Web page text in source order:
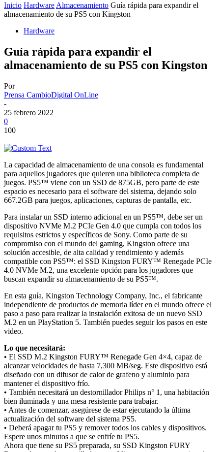
Inicio Hardware Almacenamiento Guía rápida para expandir el
almacenamiento de su PS5 con Kingston
Hardware
Guía rápida para expandir el
almacenamiento de su PS5 con Kingston
Por
Prensa CambioDigital OnLine
-
25 febrero 2022
0
100
La capacidad de almacenamiento de una consola es fundamental
para aquellos jugadores que quieren una biblioteca completa de
juegos. PS5™ viene con un SSD de 875GB, pero parte de este
espacio es necesario para el software del sistema, dejando solo
667.2GB para juegos, aplicaciones, capturas de pantalla, etc.
Para instalar un SSD interno adicional en un PS5™, debe ser un
dispositivo NVMe M.2 PCIe Gen 4.0 que cumpla con todos los
requisitos estrictos y específicos de Sony. Como parte de su
compromiso con el mundo del gaming, Kingston ofrece una
solución accesible, de alta calidad y rendimiento y además
compatible con PS5™: el SSD Kingston FURY™ Renegade PCIe
4.0 NVMe M.2, una excelente opción para los jugadores que
buscan expandir su almacenamiento de su PS5™.
En esta guía, Kingston Technology Company, Inc., el fabricante
independiente de productos de memoria líder en el mundo ofrece el
paso a paso para realizar la instalación exitosa de un nuevo SSD
M.2 en un PlayStation 5. También puedes seguir los pasos en este
video.
Lo que necesitará:
• El SSD M.2 Kingston FURY™ Renegade Gen 4×4, capaz de
alcanzar velocidades de hasta 7,300 MB/seg. Este dispositivo está
diseñado con un difusor de calor de grafeno y aluminio para
mantener el dispositivo frío.
• También necesitará un destornillador Philips n° 1, una habitación
bien iluminada y una mesa resistente para trabajar.
• Antes de comenzar, asegúrese de estar ejecutando la última
actualización del software del sistema PS5.
• Deberá apagar tu PS5 y remover todos los cables y dispositivos.
Espere unos minutos a que se enfríe tu PS5.
Ahora que tiene su PS5 preparada, su SSD Kingston FURY